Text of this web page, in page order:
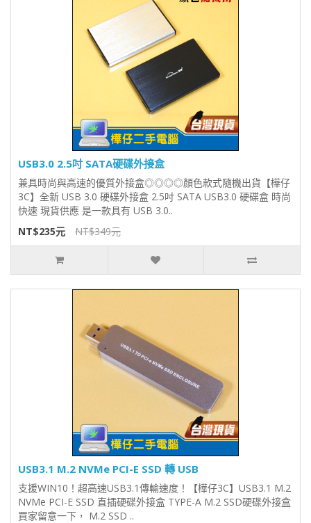
USB3.0 2.5吋 SATA硬碟外接盒
兼具時尚與高速的優質外接盒◎◎◎◎顏色款式隨機出貨【樺仔
3C】全新 USB 3.0 硬碟外接盒 2.5吋 SATA USB3.0 硬碟盒 時尚
快速 現貨供應 是一款具有 USB 3.0..
NT$235元
NT$349元
USB3.1 M.2 NVMe PCI-E SSD 轉 USB
支援WIN10！超高速USB3.1傳輸速度！【樺仔3C】USB3.1 M.2
NVMe PCI-E SSD 直插硬碟外接盒 TYPE-A M.2 SSD硬碟外接盒
買家留意一下， M.2 SSD ..